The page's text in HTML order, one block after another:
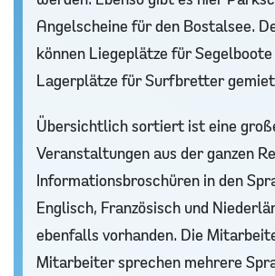
Angelscheine für den Bostalsee.
können Liegeplätze für
Lagerplätze für Surfbretter
Übersichtlich sortiert ist eine
Veranstaltungen aus der ganzen
Informationsbroschüren in den
Englisch, Französisch und
ebenfalls vorhanden. Die
Mitarbeiter sprechen mehrere